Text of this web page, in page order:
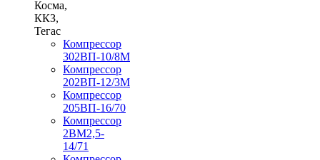
Косма,
ККЗ,
Тегас
Компрессор
302ВП-10/8М
Компрессор
202ВП-12/3М
Компрессор
205ВП-16/70
Компрессор
2ВМ2,5-
14/71